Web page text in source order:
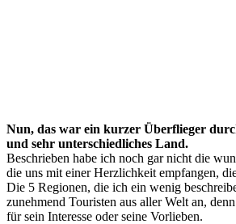
Nun, das war ein kurzer Überflieger
und sehr unterschiedliches Land.
Beschrieben habe ich noch gar nicht die
die uns mit einer Herzlichkeit empfangen,
Die 5 Regionen, die ich ein wenig
zunehmend Touristen aus aller Welt an,
für sein Interesse oder seine Vorlieben.